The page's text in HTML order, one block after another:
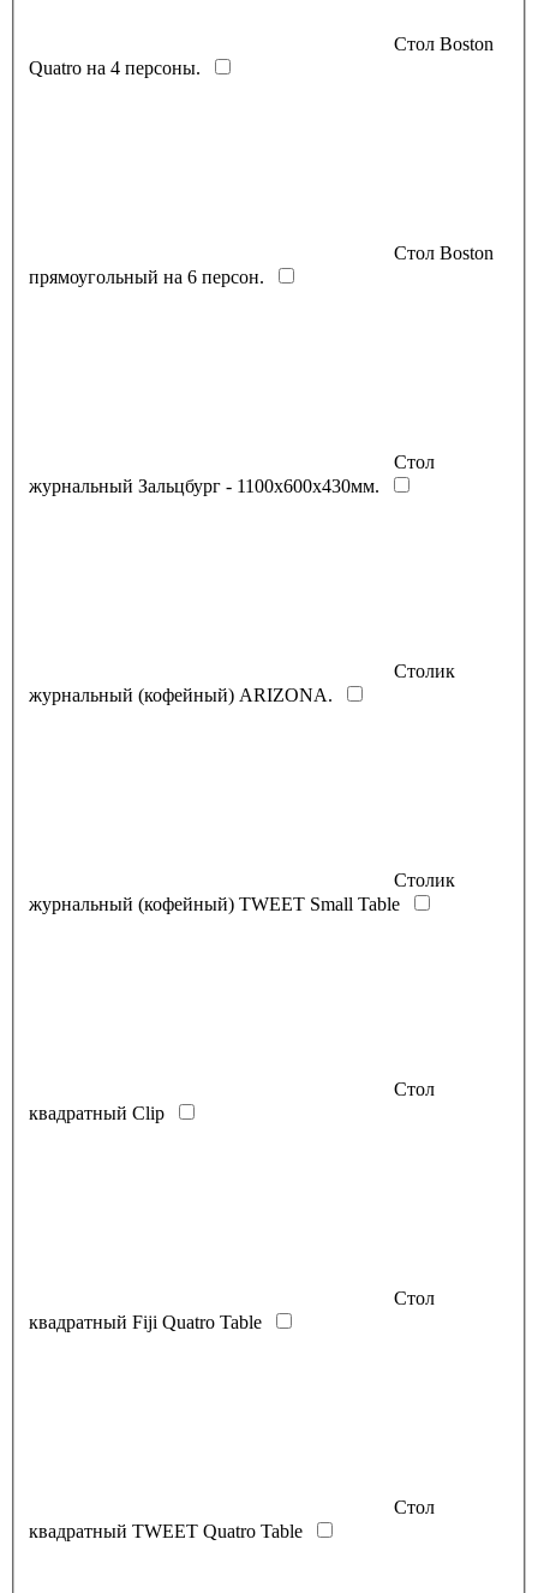
Стол Boston
Quatro на 4 персоны.
Стол Boston
прямоугольный на 6 персон.
Стол
журнальный Зальцбург - 1100х600х430мм.
Столик
журнальный (кофейный) ARIZONA.
Столик
журнальный (кофейный) TWEET Small Table
Стол
квадратный Clip
Стол
квадратный Fiji Quatro Table
Стол
квадратный TWEET Quatro Table